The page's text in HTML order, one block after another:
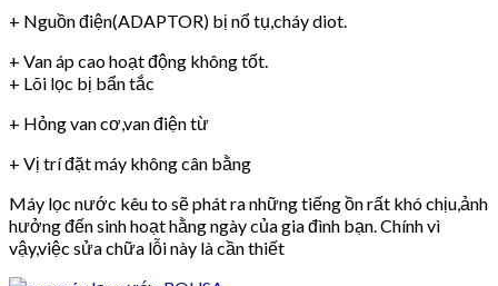
+ Nguồn điện(ADAPTOR) bị nổ tụ,cháy diot.
+ Van áp cao hoạt động không tốt.
+ Lõi lọc bị bẩn tắc
+ Hỏng van cơ,van điện từ
+ Vị trí đặt máy không cân bằng
Máy lọc nước kêu to sẽ phát ra những tiếng ồn rất khó chịu,ảnh
hưởng đến sinh hoạt hằng ngày của gia đình bạn. Chính vì
vậy,việc sửa chữa lỗi này là cần thiết